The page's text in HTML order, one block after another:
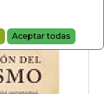
Aceptar todas